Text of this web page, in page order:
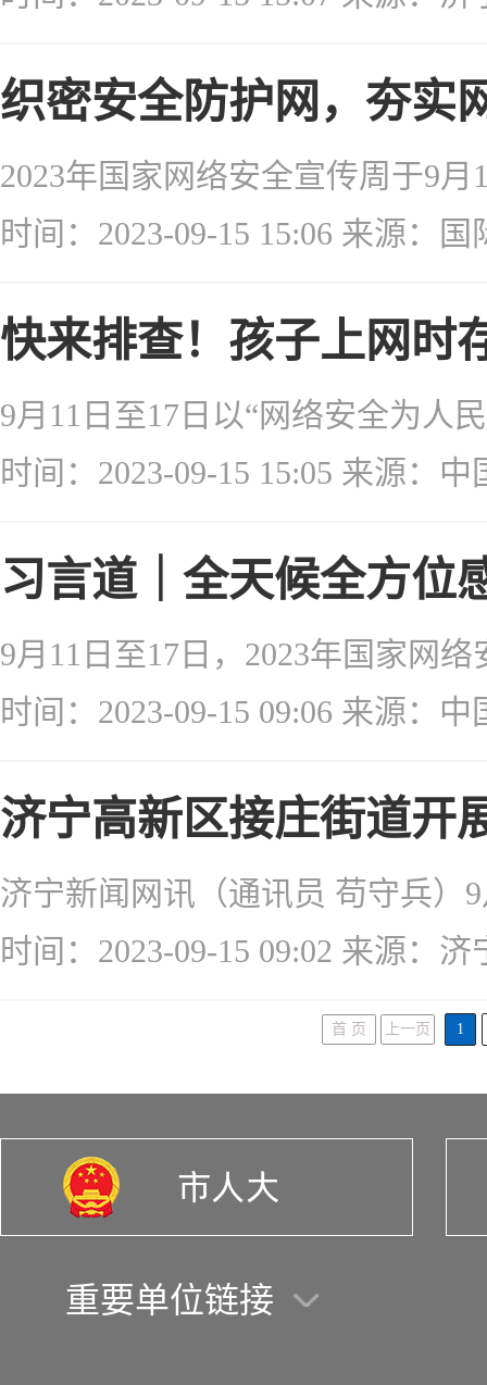
织密安全防护网，夯实
时间：2023-09-15 15:06 来源：国
快来排查！孩子上网时
时间：2023-09-15 15:05 来源：中
习言道｜全天候全方位
时间：2023-09-15 09:06 来源：中
济宁高新区接庄街道开
时间：2023-09-15 09:02 来源：
首 页 上一页 1
重要单位链接